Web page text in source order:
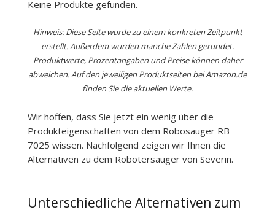
Keine Produkte gefunden.
Hinweis: Diese Seite wurde zu einem konkreten Zeitpunkt
erstellt. Außerdem wurden manche Zahlen gerundet.
Produktwerte, Prozentangaben und Preise können daher
abweichen. Auf den jeweiligen Produktseiten bei Amazon.de
finden Sie die aktuellen Werte.
Wir hoffen, dass Sie jetzt ein wenig über die
Produkteigenschaften von dem Robosauger RB
7025 wissen. Nachfolgend zeigen wir Ihnen die
Alternativen zu dem Robotersauger von Severin.
Unterschiedliche Alternativen zum